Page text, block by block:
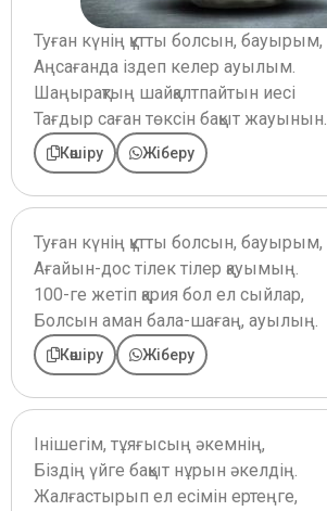
Туған күнің құтты болсын, бауырым,
Аңсағанда іздеп келер ауылым.
Шаңырақтың шайқалтпайтын иесі
Тағдыр саған төксін бақыт жауынын.
Көшіру Жіберу
Туған күнің құтты болсын, бауырым,
Ағайын-дос тілек тілер қауымың.
100-ге жетіп қария бол ел сыйлар,
Болсын аман бала-шағаң, ауылың.
Көшіру Жіберу
Інішегім, тұяғысың әкемнің,
Біздің үйге бақыт нұрын әкелдің.
Жалғастырып ел есімін ертеңге,